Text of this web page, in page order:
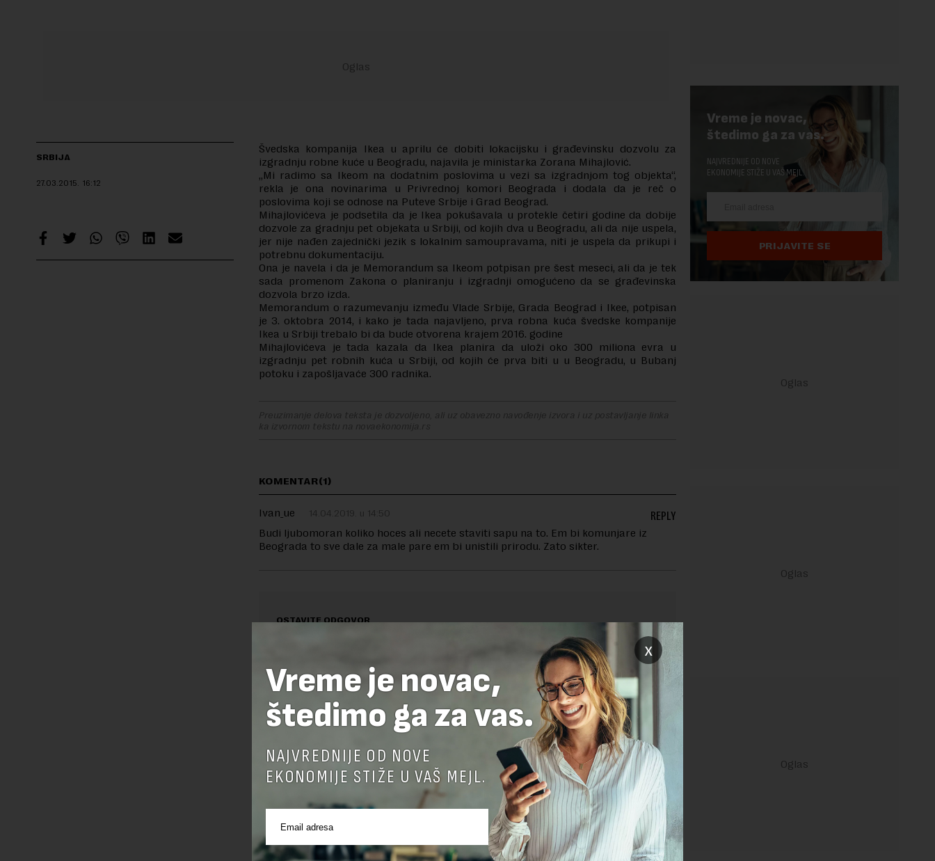
SRBIJA
27.03.2015. 16:12
Švedska kompanija Ikea u aprilu će dobiti lokacijsku i građevinsku dozvolu za
izgradnju robne kuće u Beogradu, najavila je ministarka Zorana Mihajlović.
„Mi radimo sa Ikeom na dodatnim poslovima u vezi sa izgradnjom tog objekta“,
rekla je ona novinarima u Privrednoj komori Beograda i dodala da je reč o
poslovima koji se odnose na Puteve Srbije i Grad Beograd.
Mihajlovićeva je podsetila da je Ikea pokušavala u protekle četiri godine da dobije
dozvole za gradnju pet objekata u Srbiji, od kojih dva u Beogradu, ali da nije uspela,
jer nije nađen zajednički jezik s lokalnim samoupravama, niti je uspela da prikupi i
potrebnu dokumentaciju.
Ona je navela i da je Memorandum sa Ikeom potpisan pre šest meseci, ali da je tek
sada promenom Zakona o planiranju i izgradnji omogućeno da se građevinska
dozvola brzo izda.
Memorandum o razumevanju između Vlade Srbije, Grada Beograd i Ikee, potpisan
je 3. oktobra 2014, i kako je tada najavljeno, prva robna kuća švedske kompanije
Ikea u Srbiji trebalo bi da bude otvorena krajem 2016. godine
Mihajlovićeva je tada kazala da Ikea planira da uloži oko 300 miliona evra u
izgradnju pet robnih kuća u Srbiji, od kojih će prva biti u u Beogradu, u Bubanj
potoku i zapošljavaće 300 radnika.
Preuzimanje delova teksta je dozvoljeno, ali uz obavezno navođenje izvora i uz postavljanje linka
ka izvornom tekstu na novaekonomija.rs
KOMENTAR(1)
Ivan_ue 14.04.2019. u 14:50
Budi ljubomoran koliko hoces ali necete staviti sapu na to. Em bi komunjare iz
Beograda to sve dale za male pare em bi unistili prirodu. Zato sikter.
REPLY
OSTAVITE ODGOVOR
Pre slanja komentara, molimo vas da se upoznate sapravilima komentarisanja i pravilima
Sajt je zaštićen pomocu reCaptcha i Google. Google Politika PrivatnostiiGoogle Uslovi
Vreme je novac,
štedimo ga za vas.
NAJVREDNIJE OD NOVE
EKONOMIJE STIŽE U VAŠ MEJL.
PRIJAVITE SE
x
Vreme je novac,
štedimo ga za vas.
NAJVREDNIJE OD NOVE
EKONOMIJE STIŽE U VAŠ MEJL.